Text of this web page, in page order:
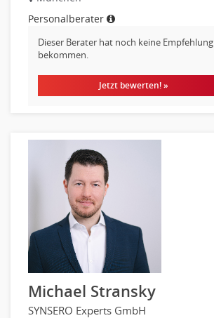
Personalberater
Dieser Berater hat noch keine Empfehlung
bekommen.
Jetzt bewerten! »
Michael Stransky
SYNSERO Experts GmbH